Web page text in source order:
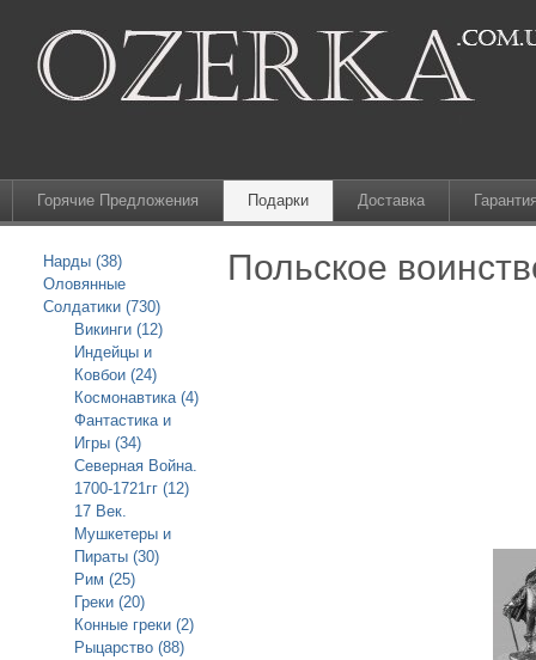
Горячие Предложения Подарки Доставка
Нарды (38)
Оловянные
Солдатики (730)
Викинги (12)
Индейцы и
Ковбои (24)
Космонавтика (4)
Фантастика и
Игры (34)
Северная Война.
1700-1721гг (12)
17 Век.
Мушкетеры и
Пираты (30)
Рим (25)
Греки (20)
Конные греки (2)
Рыцарство (88)
Польское